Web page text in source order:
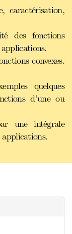
caractérisation,
des fonctions
convexes.
quelques
d’une ou
une intégrale